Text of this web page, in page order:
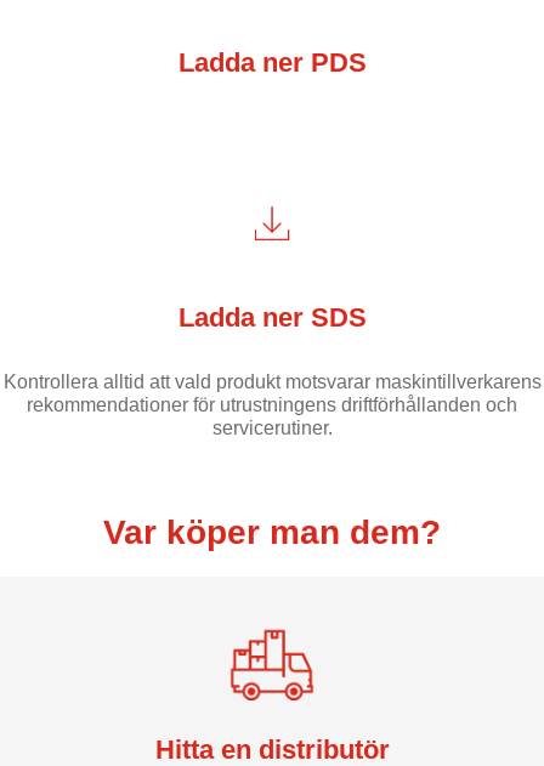
Ladda ner PDS
Ladda ner SDS
Kontrollera alltid att vald produkt motsvarar maskintillverkarens
rekommendationer för utrustningens driftförhållanden och
servicerutiner.
Var köper man dem?
Hitta en distributör